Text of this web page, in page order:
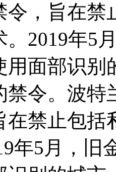
令，旨在禁
。2019年5
用面部识
禁令。波特
在禁止包括
年5月，旧